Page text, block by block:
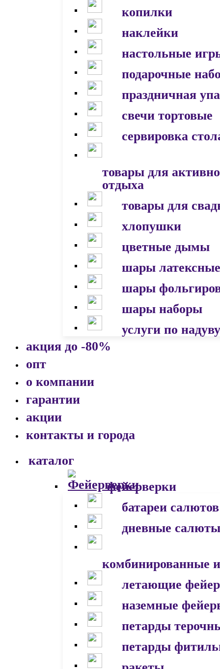
копилки
наклейки
настольные
подарочные
праздничная
свечи тортовые
сервировка
товары для
отдыха
товары для
хлопушки
цветные дымы
шары латексные
шары
шары наборы
услуги по надуву
акция до -80%
опт
о компании
гарантии
акции
контакты и города
каталог
фейерверки
батареи салютов
дневные салюты
комбинированные
летающие
наземные
петарды
петарды